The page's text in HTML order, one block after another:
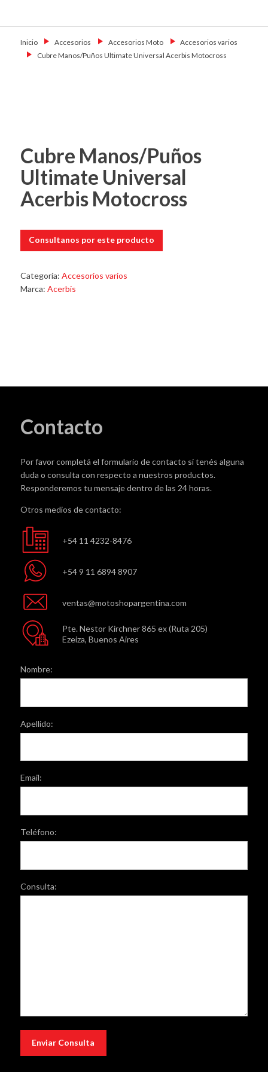
Motoshop
Ezeiza
Inicio→ Accesorios → Accesorios Moto→
Accesorios varios
→
Cubre Manos/Puños Ultimate Universal Acerbis Motocross
Cubre Manos/Puños
Ultimate Universal
Acerbis Motocross
Consultanos por este producto
Categoría: Accesorios varios
Marca: Acerbis
Contacto
Por favor completá el formulario de contacto si tenés alguna
duda o consulta con respecto a nuestros productos.
Responderemos tu mensaje dentro de las 24 horas.
Otros medios de contacto:
+54 11 4232-8476
+54 9 11 6894 8907
ventas@motoshopargentina.com
Pte. Nestor Kirchner 865 ex (Ruta 205)
Ezeiza, Buenos Aires
Nombre:
Apellido:
Email:
Teléfono:
Consulta: